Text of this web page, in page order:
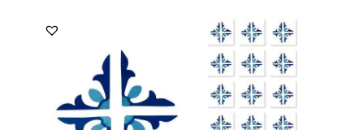
variations.
options